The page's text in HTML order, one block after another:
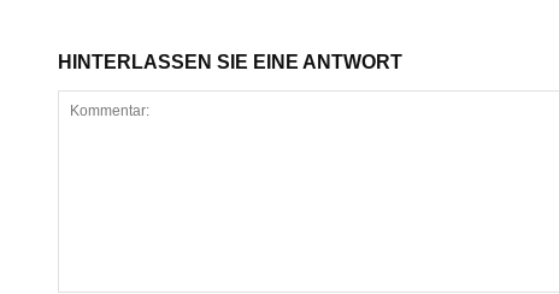
HINTERLASSEN SIE EINE ANTWORT